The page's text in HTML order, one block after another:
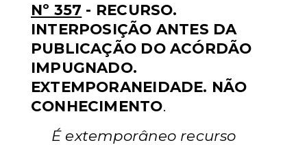
Nº 357 - RECURSO.
INTERPOSIÇÃO ANTES DA
PUBLICAÇÃO DO ACÓRDÃO
IMPUGNADO.
EXTEMPORANEIDADE. NÃO
CONHECIMENTO.
É extemporâneo recurso